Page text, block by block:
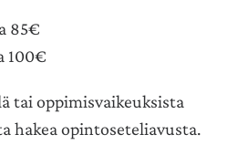
85€
100€
tai oppimisvaikeuksista
hakea opintoseteliavusta.